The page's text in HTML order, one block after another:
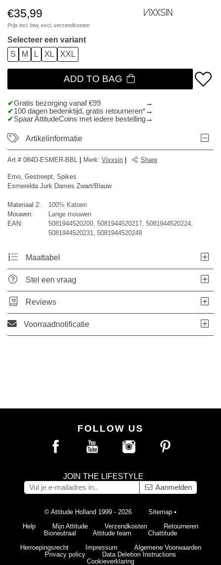
€35,99
Prijs incl. btw, excl. verzendkosten
Vixxsin
Selecteer een variant
S
M L XL XXL
ADD TO BAG
Gratis bezorging vanaf €99
100 dagen bedenktijd, gratis retourneren*
Spaar AttitudeCoins met iedere bestelling
Artikelinformatie
Art.# 084D-ESMER-BBL Merk: Vixxsin Share
Emo, Gestreept, Spikes
Esmerelda Jurk Dames Zwart/Blauw
Materiaal 2:
100% Katoen
Mouwen:
Lange mouwen
EAN:
5081944520200, 5081944520217, 5081944520224,
5081944520231, 5081944520248
Maattabel
Stel een vraag
Reviews
Voorraadnotificatie
FOLLOW US
JOIN THE LIFESTYLE
Aanmelden
© Attitude Holland 1999 - 2026 Sitemap •
Help
Mijn Attitude Verzendkosten
Retourneren
Bioneutraal
Attitude team
Chattitude
Herroepingsrecht
Impressum
Algemene Voorwaarden
Privacy policy
Data Deletion Instructions
Cookieverklaring